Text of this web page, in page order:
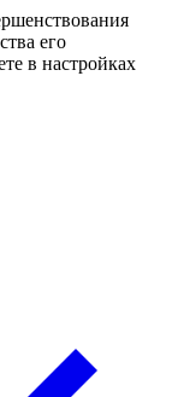
его
в настройках